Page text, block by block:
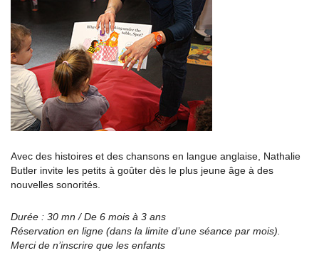
Avec des histoires et des chansons en langue anglaise, Nathalie
Butler invite les petits à goûter dès le plus jeune âge à des
nouvelles sonorités.
Durée : 30 mn / De 6 mois à 3 ans
Réservation en ligne (dans la limite d’une séance par mois).
Merci de n’inscrire que les enfants